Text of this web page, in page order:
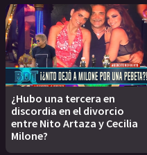
¿Hubo una tercera en
discordia en el divorcio
entre Nito Artaza y Cecilia
Milone?